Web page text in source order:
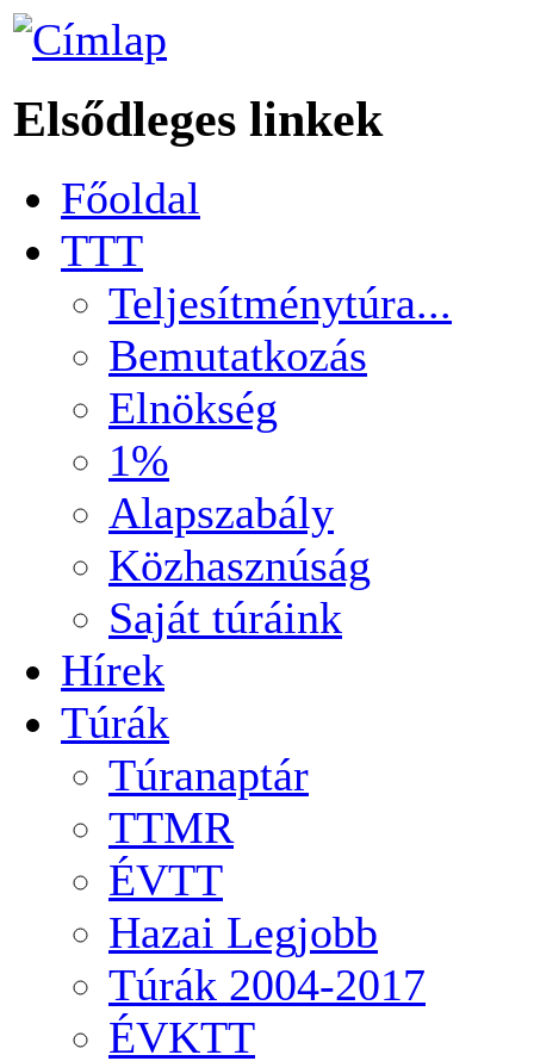
Elsődleges linkek
Főoldal
TTT
Teljesítménytúra...
Bemutatkozás
Elnökség
1%
Alapszabály
Közhasznúság
Saját túráink
Hírek
Túrák
Túranaptár
TTMR
ÉVTT
Hazai Legjobb
Túrák 2004-2017
ÉVKTT